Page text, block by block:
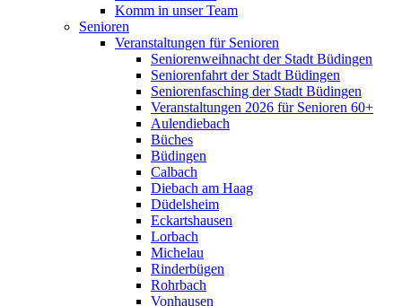
Komm in unser Team
Senioren
Veranstaltungen für Senioren
Seniorenweihnacht der Stadt Büdingen
Seniorenfahrt der Stadt Büdingen
Seniorenfasching der Stadt Büdingen
Veranstaltungen 2026 für Senioren 60+
Aulendiebach
Büches
Büdingen
Calbach
Diebach am Haag
Düdelsheim
Eckartshausen
Lorbach
Michelau
Rinderbügen
Rohrbach
Vonhausen